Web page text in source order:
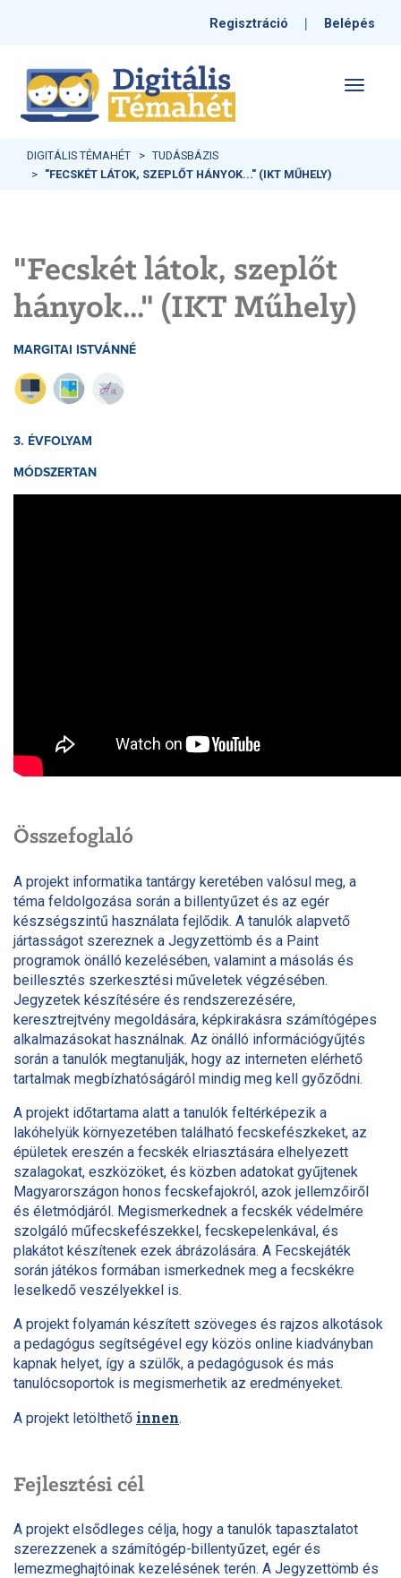
Regisztráció | Belépés
Toggle
DIGITÁLIS TÉMAHÉT
TUDÁSBÁZIS
"FECSKÉT LÁTOK, SZEPLŐT HÁNYOK..." (IKT MŰHELY)
"Fecskét látok, szeplőt
hányok..." (IKT Műhely)
MARGITAI ISTVÁNNÉ
3. ÉVFOLYAM
MÓDSZERTAN
Összefoglaló
A projekt informatika tantárgy keretében valósul meg, a
téma feldolgozása során a billentyűzet és az egér
készségszintű használata fejlődik. A tanulók alapvető
jártasságot szereznek a Jegyzettömb és a Paint
programok önálló kezelésében, valamint a másolás és
beillesztés szerkesztési műveletek végzésében.
Jegyzetek készítésére és rendszerezésére,
keresztrejtvény megoldására, képkirakásra számítógépes
alkalmazásokat használnak. Az önálló információgyűjtés
során a tanulók megtanulják, hogy az interneten elérhető
tartalmak megbízhatóságáról mindig meg kell győződni.
A projekt időtartama alatt a tanulók feltérképezik a
lakóhelyük környezetében található fecskefészkeket, az
épületek ereszén a fecskék elriasztására elhelyezett
szalagokat, eszközöket, és közben adatokat gyűjtenek
Magyarországon honos fecskefajokról, azok jellemzőiről
és életmódjáról. Megismerkednek a fecskék védelmére
szolgáló műfecskefészekkel, fecskepelenkával, és
plakátot készítenek ezek ábrázolására. A Fecskejáték
során játékos formában ismerkednek meg a fecskékre
leselkedő veszélyekkel is.
A projekt folyamán készített szöveges és rajzos alkotások
a pedagógus segítségével egy közös online kiadványban
kapnak helyet, így a szülők, a pedagógusok és más
tanulócsoportok is megismerhetik az eredményeket.
A projekt letölthető innen.
Fejlesztési cél
A projekt elsődleges célja, hogy a tanulók tapasztalatot
szerezzenek a számítógép-billentyűzet, egér és
lemezmeghajtóinak kezelésének terén. A Jegyzettömb és